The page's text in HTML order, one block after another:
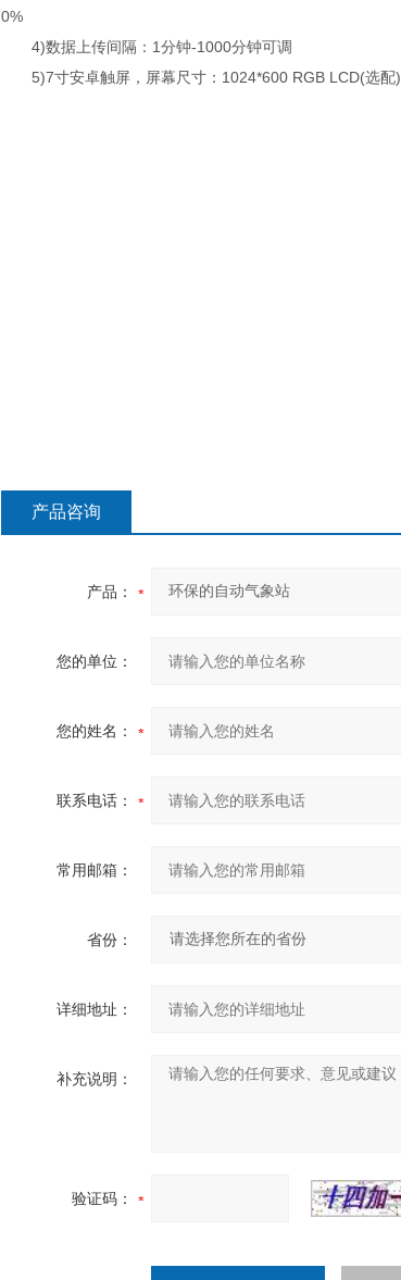
0%
4)数据上传间隔：1分钟-1000分钟可调
5)7寸安卓触屏，屏幕尺寸：1024*600 RGB LCD(选配)
产品咨询
产品：
您的单位：
您的姓名：
联系电话：
常用邮箱：
省份：
详细地址：
补充说明：
验证码：